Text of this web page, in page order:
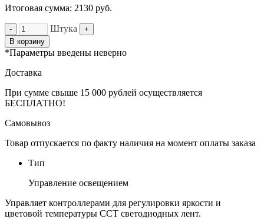
Итоговая сумма: 2130 руб.
- Штука
+
В корзину
*Параметры введены неверно
Доставка
При сумме свыше 15 000 рублей осуществляется
БЕСПЛАТНО!
Самовывоз
Товар отпускается по факту наличия на момент оплаты заказа
Тип
Управление освещением
Управляет контроллерами для регулировки яркости и
цветовой температуры ССТ светодиодных лент.